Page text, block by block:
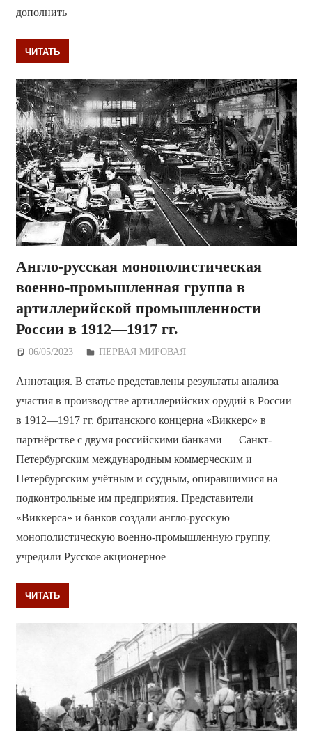
дополнить
ЧИТАТЬ
Англо-русская монополистическая
военно-промышленная группа в
артиллерийской промышленности
России в 1912—1917 гг.
06/05/2023 Дежурный по Редакции
ПЕРВАЯ МИРОВАЯ
Аннотация. В статье представлены результаты анализа
участия в производстве артиллерийских орудий в России
в 1912—1917 гг. британского концерна «Виккерс» в
партнёрстве с двумя российскими банками — Санкт-
Петербургским международным коммерческим и
Петербургским учётным и ссудным, опиравшимися на
подконтрольные им предприятия. Представители
«Виккерса» и банков создали англо-русскую
монополистическую военно-промышленную группу,
учредили Русское акционерное
ЧИТАТЬ